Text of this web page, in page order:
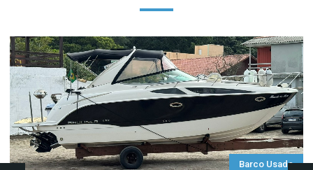
Barco Usado